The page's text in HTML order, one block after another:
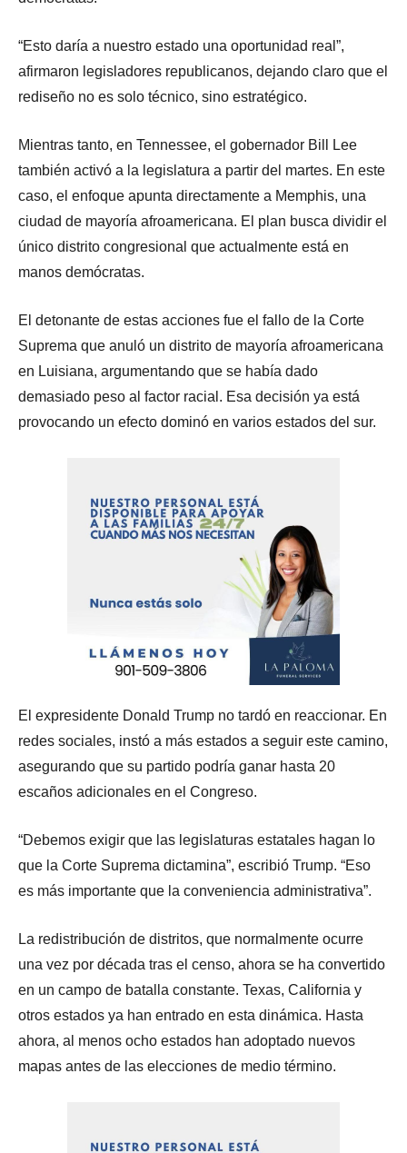
“Esto daría a nuestro estado una oportunidad real”,
afirmaron legisladores republicanos, dejando claro que el
rediseño no es solo técnico, sino estratégico.
Mientras tanto, en Tennessee, el gobernador Bill Lee
también activó a la legislatura a partir del martes. En este
caso, el enfoque apunta directamente a Memphis, una
ciudad de mayoría afroamericana. El plan busca dividir el
único distrito congresional que actualmente está en
manos demócratas.
El detonante de estas acciones fue el fallo de la Corte
Suprema que anuló un distrito de mayoría afroamericana
en Luisiana, argumentando que se había dado
demasiado peso al factor racial. Esa decisión ya está
provocando un efecto dominó en varios estados del sur.
El expresidente Donald Trump no tardó en reaccionar. En
redes sociales, instó a más estados a seguir este camino,
asegurando que su partido podría ganar hasta 20
escaños adicionales en el Congreso.
“Debemos exigir que las legislaturas estatales hagan lo
que la Corte Suprema dictamina”, escribió Trump. “Eso
es más importante que la conveniencia administrativa”.
La redistribución de distritos, que normalmente ocurre
una vez por década tras el censo, ahora se ha convertido
en un campo de batalla constante. Texas, California y
otros estados ya han entrado en esta dinámica. Hasta
ahora, al menos ocho estados han adoptado nuevos
mapas antes de las elecciones de medio término.